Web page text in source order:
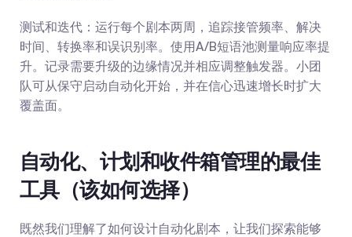
测试和迭代：运行每个剧本两周，追踪接管频率、解决
时间、转换率和误识别率。使用A/B短语池测量响应率提
升。记录需要升级的边缘情况并相应调整触发器。小团
队可从保守启动自动化开始，并在信心迅速增长时扩大
覆盖面。
自动化、计划和收件箱管理的最佳
工具（该如何选择）
既然我们理解了如何设计自动化剧本，让我们探索能够